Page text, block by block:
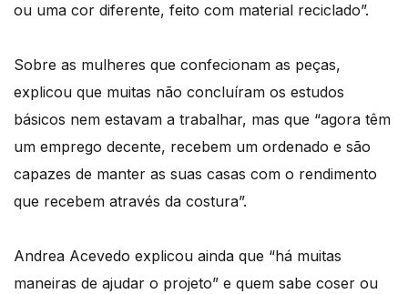
ou uma cor diferente, feito com material reciclado”.
Sobre as mulheres que confecionam as peças,
explicou que muitas não concluíram os estudos
básicos nem estavam a trabalhar, mas que “agora têm
um emprego decente, recebem um ordenado e são
capazes de manter as suas casas com o rendimento
que recebem através da costura”.
Andrea Acevedo explicou ainda que “há muitas
maneiras de ajudar o projeto” e quem sabe coser ou